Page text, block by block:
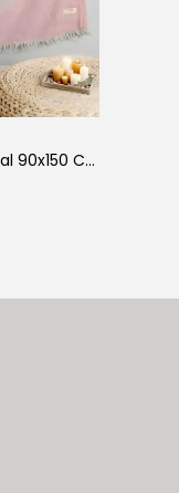
%100 Cotton Jakarlı Peştamal 90x150 Cm Deniz Yıldızı Mint